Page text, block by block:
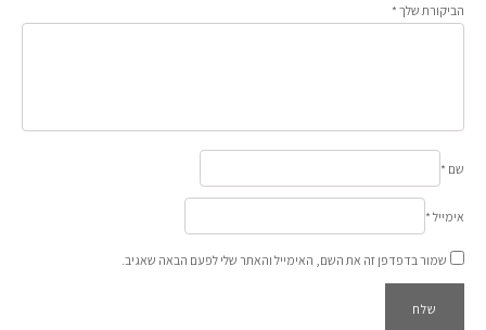
הביקורת שלך *
שם *
אימייל *
שמור בדפדפן זה את השם, האימייל והאתר שלי לפעם הבאה שאגיב.